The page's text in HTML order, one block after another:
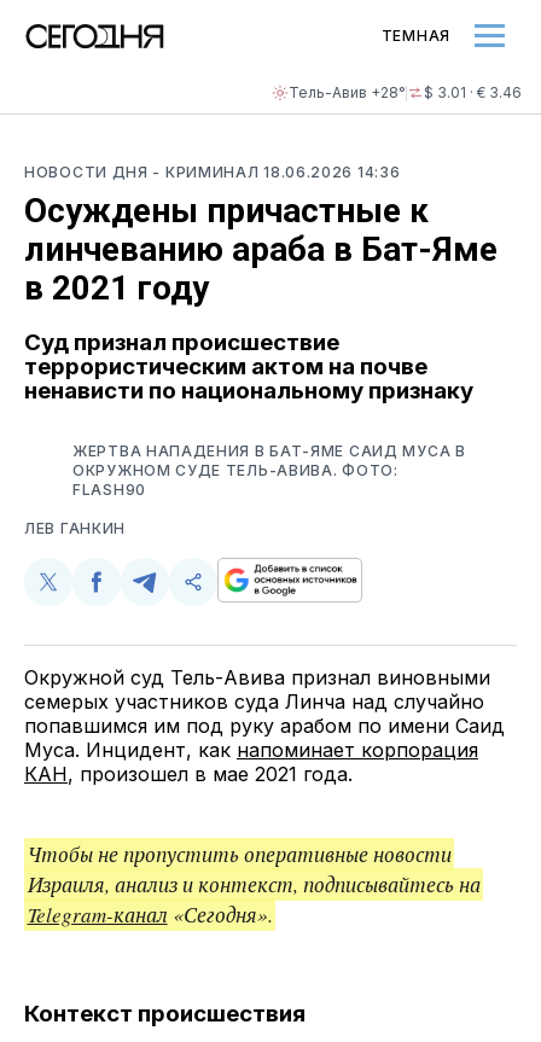
Тель-Авив +28° $ 3.01 · € 3.46
ТЕМНАЯ
НОВОСТИ ДНЯ - КРИМИНАЛ18.06.2026 14:36
Осуждены причастные к
линчеванию араба в Бат-Яме
в 2021 году
Суд признал происшествие
террористическим актом на почве
ненависти по национальному признаку
ЖЕРТВА НАПАДЕНИЯ В БАТ-ЯМЕ САИД МУСА В
ОКРУЖНОМ СУДЕ ТЕЛЬ-АВИВА. ФОТО:
FLASH90
ЛЕВ ГАНКИН
Поделиться
Twitter
Поделиться
Facebook
Поделиться
Telegram
Скопируйте
поделитесь
ссылкой
Окружной суд Тель-Авива признал виновными
семерых участников суда Линча над случайно
попавшимся им под руку арабом по имени Саид
Муса. Инцидент, как напоминает корпорация
КАН, произошел в мае 2021 года.
Чтобы не пропустить оперативные новости
Израиля, анализ и контекст, подписывайтесь на
Telegram-канал «Сегодня».
Контекст происшествия